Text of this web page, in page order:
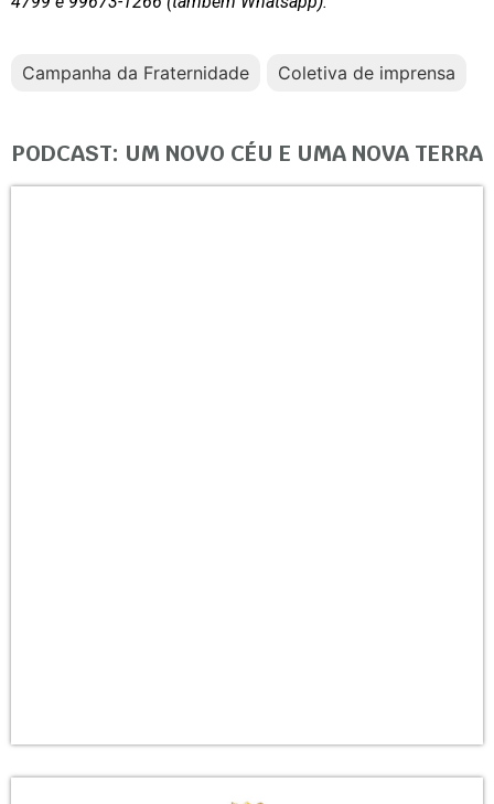
Campanha da Fraternidade Coletiva de imprensa
PODCAST: UM NOVO CÉU E UMA NOVA TERRA